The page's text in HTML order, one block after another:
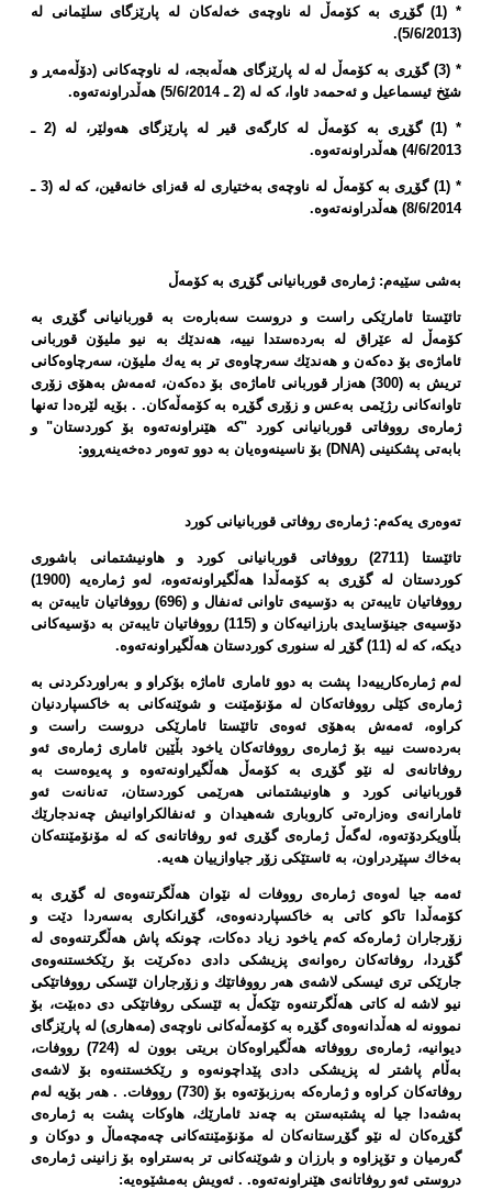
* (1) گۆڕی بە كۆمەڵ لە ناوچەی خەلەكان لە پارێزگای سلێمانی لە
(5/6/2013).
* (3) گۆڕی بە كۆمەڵ لە لە پارێزگای هەڵەبجە، لە ناوچەكانی (دۆڵەمەڕ و
شێخ ئیسماعیل و ئەحمەد ئاوا، كە لە (2 ـ 5/6/2014) هەڵدراونەتەوە.
* (1) گۆڕی بە كۆمەڵ لە كارگەی قیر لە پارێزگای هەولێر، لە (2 ـ
4/6/2013) هەڵدراونەتەوە.
* (1) گۆڕی بە كۆمەڵ لە ناوچەی بەختیاری لە قەزای خانەقین، كە لە (3 ـ
8/6/2014) هەڵدراونەتەوە.
بەشی سێیەم: ژمارەی قوربانیانی گۆڕی بە كۆمەڵ
تائێستا ئامارێكی راست و دروست سەبارەت بە قوربانیانی گۆڕی بە
كۆمەڵ لە عێراق لە بەردەستدا نییە، هەندێك بە نیو ملیۆن قوربانی
ئاماژەی بۆ دەكەن و هەندێك سەرچاوەی تر بە یەك ملیۆن، سەرچاوەكانی
تریش بە (300) هەزار قوربانی ئاماژەی بۆ دەكەن، ئەمەش بەهۆی زۆری
تاوانەكانی رژێمی بەعس و زۆری گۆڕە بە كۆمەڵەكان. . بۆیە لێرەدا تەنها
ژمارەی رووفاتی قوربانیانی كورد "كە هێنراونەتەوە بۆ كوردستان" و
بابەتی پشكنینی (DNA) بۆ ناسینەوەیان بە دوو تەوەر دەخەینەڕوو:
تەوەری یەكەم: ژمارەی روفاتی قوربانیانی كورد
تائێستا (2711) رووفاتی قوربانیانی كورد و هاونیشتمانی باشوری
كوردستان لە گۆڕی بە كۆمەڵدا هەڵگیراونەتەوە، لەو ژمارەیە (1900)
رووفاتیان تایبەتن بە دۆسیەی تاوانی ئەنفال و (696) رووفاتیان تایبەتن بە
دۆسیەی جینۆسایدی بارزانیەكان و (115) رووفاتیان تایبەتن بە دۆسیەكانی
دیكە، كە لە (11) گۆڕ لە سنوری كوردستان هەڵگیراونەتەوە.
لەم ژمارەكارییەدا پشت بە دوو ئاماری ئاماژە بۆكراو و بەراوردكردنی بە
ژمارەی كێلی رووفاتەكان لە مۆنۆمێنت و شوێنەكانی بە خاكسپاردنیان
كراوە، ئەمەش بەهۆی ئەوەی تائێستا ئامارێكی دروست راست و
بەردەست نییە بۆ ژمارەی رووفاتەكان یاخود بڵێین ئاماری ژمارەی ئەو
روفاتانەی لە نێو گۆڕی بە كۆمەڵ هەڵگیراونەتەوە و پەیوەست بە
قوربانیانی كورد و هاونیشتمانی هەرێمی كوردستان، تەنانەت ئەو
ئامارانەی وەزارەتی كاروباری شەهیدان و ئەنفالكراوانیش چەندجارێك
بڵاویكردۆتەوە، لەگەڵ ژمارەی گۆڕی ئەو روفاتانەی كە لە مۆنۆمێنتەكان
بەخاك سپێردراون، بە ئاستێكی زۆر جیاوازییان هەیە.
ئەمە جیا لەوەی ژمارەی رووفات لە نێوان هەڵگرتنەوەی لە گۆڕی بە
كۆمەڵدا تاكو كاتی بە خاكسپاردنەوەی، گۆڕانكاری بەسەردا دێت و
زۆرجاران ژمارەكە كەم یاخود زیاد دەكات، چونكە پاش هەڵگرتنەوەی لە
گۆڕدا، روفاتەكان رەوانەی پزیشكی دادی دەكرێت بۆ رێكخستنەوەی
جارێكی تری ئیسكی لاشەی هەر رووفاتێك و زۆرجاران ئێسكی رووفاتێكی
نیو لاشە لە كاتی هەڵگرتنەوە تێكەڵ بە ئێسكی روفاتێكی دی دەبێت، بۆ
نموونە لە هەڵدانەوەی گۆڕە بە كۆمەڵەكانی ناوچەی (مەهاری) لە پارێزگای
دیوانیە، ژمارەی رووفاتە هەڵگیراوەكان بریتی بوون لە (724) رووفات،
بەڵام پاشتر لە پزیشكی دادی پێداچونەوە و رێكخستنەوە بۆ لاشەی
روفاتەكان كراوە و ژمارەكە بەرزبۆتەوە بۆ (730) رووفات. . هەر بۆیە لەم
بەشەدا جیا لە پشتبەستن بە چەند ئامارێك، هاوكات پشت بە ژمارەی
گۆڕەكان لە نێو گۆڕستانەكان لە مۆنۆمێنتەكانی چەمچەماڵ و دوكان و
گەرمیان و تۆپزاوە و بارزان و شوێنەكانی تر بەستراوە بۆ زانینی ژمارەی
دروستی ئەو روفاتانەی هێنراونەتەوە. . ئەویش بەمشێوەیە: